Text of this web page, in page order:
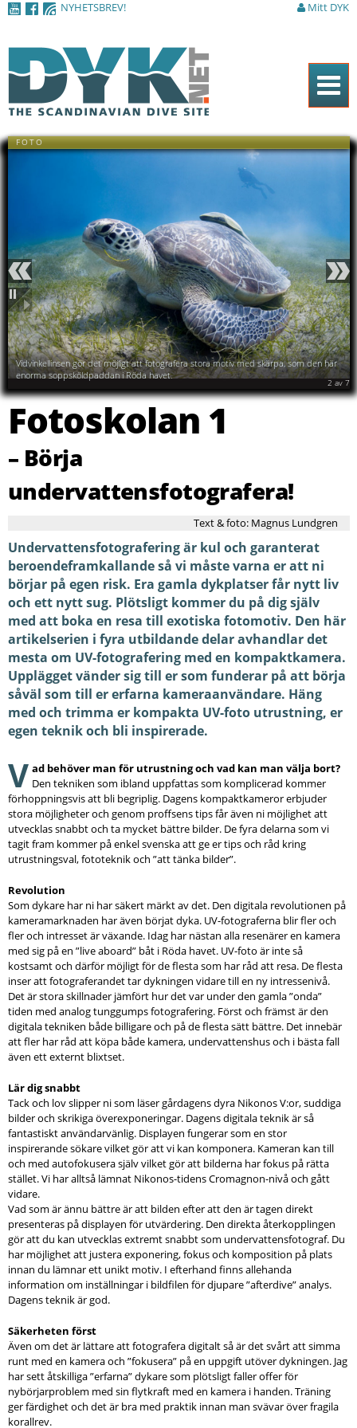
NYHETSBREV! Mitt DYK
Hem
Tidningen
DYK Guiden
Shop
Kontakt
Sök
FOTO
Vidvinkellinsen gör det möjligt att fotografera stora motiv med skärpa, som den här
enorma soppsköldpaddan i Röda havet.
Föregående
Pausa
Nästa
2 av 7
Fotoskolan 1
– Börja
undervattensfotografera!
Text & foto: Magnus Lundgren
Undervattensfotografering är kul och garanterat
beroendeframkallande så vi måste varna er att ni
börjar på egen risk. Era gamla dykplatser får nytt liv
och ett nytt sug. Plötsligt kommer du på dig själv
med att boka en resa till exotiska fotomotiv. Den här
artikelserien i fyra utbildande delar avhandlar det
mesta om UV-fotografering med en kompaktkamera.
Upplägget vänder sig till er som funderar på att börja
såväl som till er erfarna kameraanvändare. Häng
med och trimma er kompakta UV-foto utrustning, er
egen teknik och bli inspirerade.
V ad behöver man för utrustning och vad kan man välja bort?
Den tekniken som ibland uppfattas som komplicerad kommer
förhoppningsvis att bli begriplig. Dagens kompaktkameror erbjuder
stora möjligheter och genom proffsens tips får även ni möjlighet att
utvecklas snabbt och ta mycket bättre bilder. De fyra delarna som vi
tagit fram kommer på enkel svenska att ge er tips och råd kring
utrustningsval, fototeknik och ”att tänka bilder”.
Revolution
Som dykare har ni har säkert märkt av det. Den digitala revolutionen på
kameramarknaden har även börjat dyka. UV-fotograferna blir fler och
fler och intresset är växande. Idag har nästan alla resenärer en kamera
med sig på en ”live aboard” båt i Röda havet. UV-foto är inte så
kostsamt och därför möjligt för de flesta som har råd att resa. De flesta
inser att fotograferandet tar dykningen vidare till en ny intressenivå.
Det är stora skillnader jämfört hur det var under den gamla ”onda”
tiden med analog tunggumps fotografering. Först och främst är den
digitala tekniken både billigare och på de flesta sätt bättre. Det innebär
att fler har råd att köpa både kamera, undervattenshus och i bästa fall
även ett externt blixtset.
Lär dig snabbt
Tack och lov slipper ni som läser gårdagens dyra Nikonos V:or, suddiga
bilder och skrikiga överexponeringar. Dagens digitala teknik är så
fantastiskt användarvänlig. Displayen fungerar som en stor
inspirerande sökare vilket gör att vi kan komponera. Kameran kan till
och med autofokusera själv vilket gör att bilderna har fokus på rätta
stället. Vi har alltså lämnat Nikonos-tidens Cromagnon-nivå och gått
vidare.
Vad som är ännu bättre är att bilden efter att den är tagen direkt
presenteras på displayen för utvärdering. Den direkta återkopplingen
gör att du kan utvecklas extremt snabbt som undervattensfotograf. Du
har möjlighet att justera exponering, fokus och komposition på plats
innan du lämnar ett unikt motiv. I efterhand finns allehanda
information om inställningar i bildfilen för djupare ”afterdive” analys.
Dagens teknik är god.
Säkerheten först
Även om det är lättare att fotografera digitalt så är det svårt att simma
runt med en kamera och ”fokusera” på en uppgift utöver dykningen. Jag
har sett åtskilliga ”erfarna” dykare som plötsligt faller offer för
nybörjarproblem med sin flytkraft med en kamera i handen. Träning
ger färdighet och det är bra med praktik innan man svävar över fragila
korallrev.